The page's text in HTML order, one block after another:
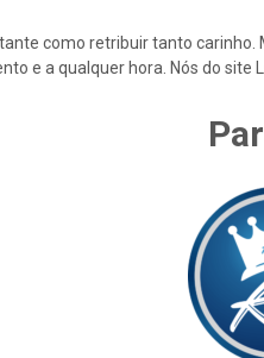
como retribuir tanto
e a qualquer hora. Nós do site